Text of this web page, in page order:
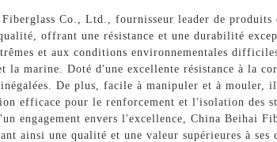
Co., Ltd., fournisseur leader de produits
offrant une résistance et une durabilité
et aux conditions environnementales
marine. Doté d'une excellente résistance à la
De plus, facile à manipuler et à mouler,
efficace pour le renforcement et l'isolation des
engagement envers l'excellence, China Beihai
ainsi une qualité et une valeur supérieures à ses